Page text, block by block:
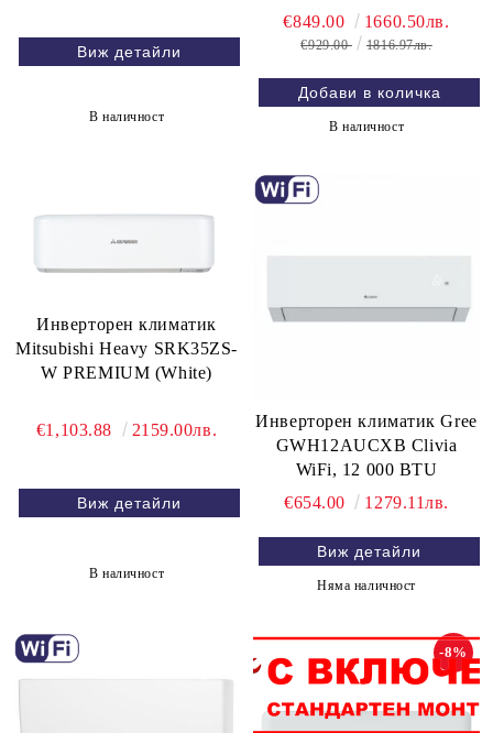
Виж детайли
В наличност
€849.00 1660.50лв.
€929.00 1816.97лв.
В наличност
Инверторен климатик
Mitsubishi Heavy SRK35ZS-
W PREMIUM (White)
€1,103.88 2159.00лв.
Виж детайли
В наличност
Инверторен климатик Gree
GWH12AUCXB Clivia
WiFi, 12 000 BTU
€654.00
1279.11лв.
Виж детайли
Няма наличност
-8%